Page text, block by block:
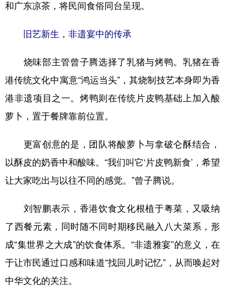
和广东凉茶，将民间食俗同台呈现。
旧艺新生，非遗宴中的传承
烧味部主管曾子腾选择了乳猪与烤鸭。乳猪在香
港传统文化中寓意“鸿运当头”，其烧制技艺本身即为香
港非遗项目之一。烤鸭则在传统片皮鸭基础上加入酸
萝卜，置于餐牌靠前位置。
更富创意的是，团队将酸萝卜与拿破仑酥结合，
以酥皮的奶香中和酸味。“我们叫它‘片皮鸭新食’，希望
让大家吃出与以往不同的感觉。”曾子腾说。
刘智鹏表示，香港饮食文化根植于粤菜，又吸纳
了西餐元素，同时随不同时期移民融入八大菜系，形
成“集世界之大成”的饮食体系。“非遗雅宴”的意义，在
于让市民通过口感和味道“找回儿时记忆”，从而唤起对
中华文化的关注。